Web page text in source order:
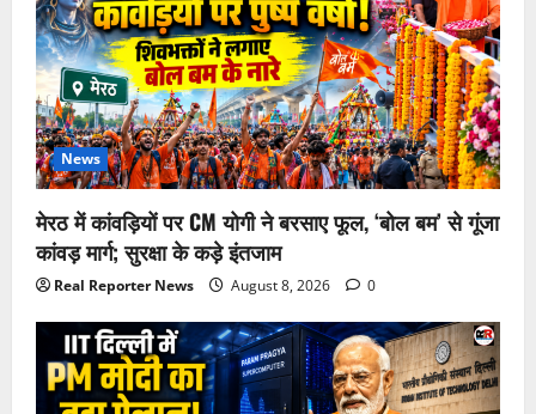
News
मेरठ में कांवड़ियों पर CM योगी ने बरसाए फूल, ‘बोल बम’ से गूंजा
कांवड़ मार्ग; सुरक्षा के कड़े इंतजाम
Real Reporter News August 8, 2026 0